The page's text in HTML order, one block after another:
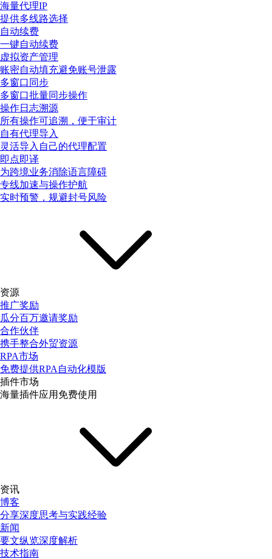
海量代理IP
提供多线路选择
自动续费
一键自动续费
虚拟资产管理
账密自动填充避免账号泄露
多窗口同步
多窗口批量同步操作
操作日志溯源
所有操作可追溯，便于审计
自有代理导入
灵活导入自己的代理配置
即点即译
为跨境业务消除语言障碍
专线加速与操作护航
实时预警，规避封号风险
资源
推广奖励
瓜分百万邀请奖励
合作伙伴
携手整合外贸资源
RPA市场
免费提供RPA自动化模版
插件市场
海量插件应用免费使用
资讯
博客
分享深度思考与实践经验
新闻
要文纵览深度解析
技术指南